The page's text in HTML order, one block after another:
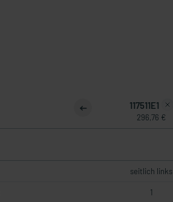
117511E1
296,76 €
seitlich links
1